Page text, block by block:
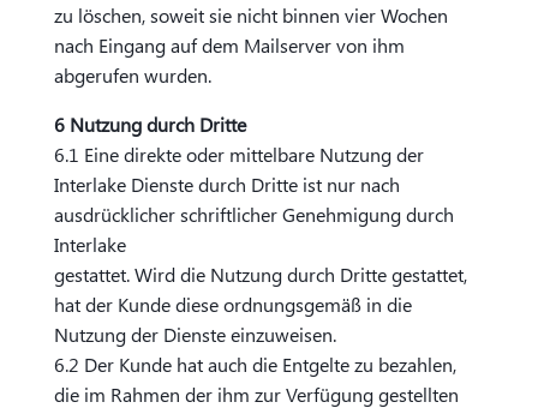
zu löschen, soweit sie nicht binnen vier Wochen
nach Eingang auf dem Mailserver von ihm
abgerufen wurden.
6 Nutzung durch Dritte
6.1 Eine direkte oder mittelbare Nutzung der
Interlake Dienste durch Dritte ist nur nach
ausdrücklicher schriftlicher Genehmigung durch
Interlake
gestattet. Wird die Nutzung durch Dritte gestattet,
hat der Kunde diese ordnungsgemäß in die
Nutzung der Dienste einzuweisen.
6.2 Der Kunde hat auch die Entgelte zu bezahlen,
die im Rahmen der ihm zur Verfügung gestellten